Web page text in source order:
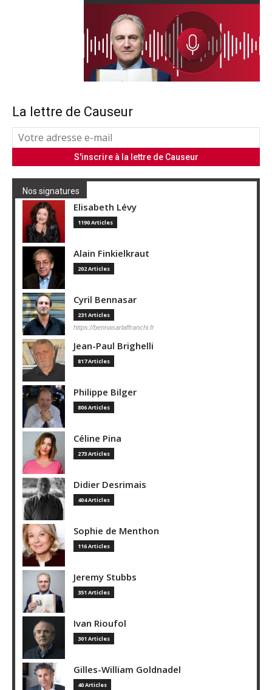
La lettre de Causeur
Nos signatures
Elisabeth Lévy
1190 Articles
Alain Finkielkraut
202 Articles
Cyril Bennasar
231 Articles
https://bennasarlaffranchi.fr
Jean-Paul Brighelli
817 Articles
Philippe Bilger
806 Articles
Céline Pina
273 Articles
Didier Desrimais
404 Articles
Sophie de Menthon
116 Articles
Jeremy Stubbs
351 Articles
Ivan Rioufol
301 Articles
Gilles-William Goldnadel
40 Articles